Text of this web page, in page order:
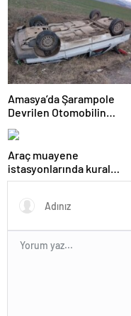
Amasya’da Şarampole
Devrilen Otomobilin
Araç muayene
istasyonlarında kural
değişikliği Resmi